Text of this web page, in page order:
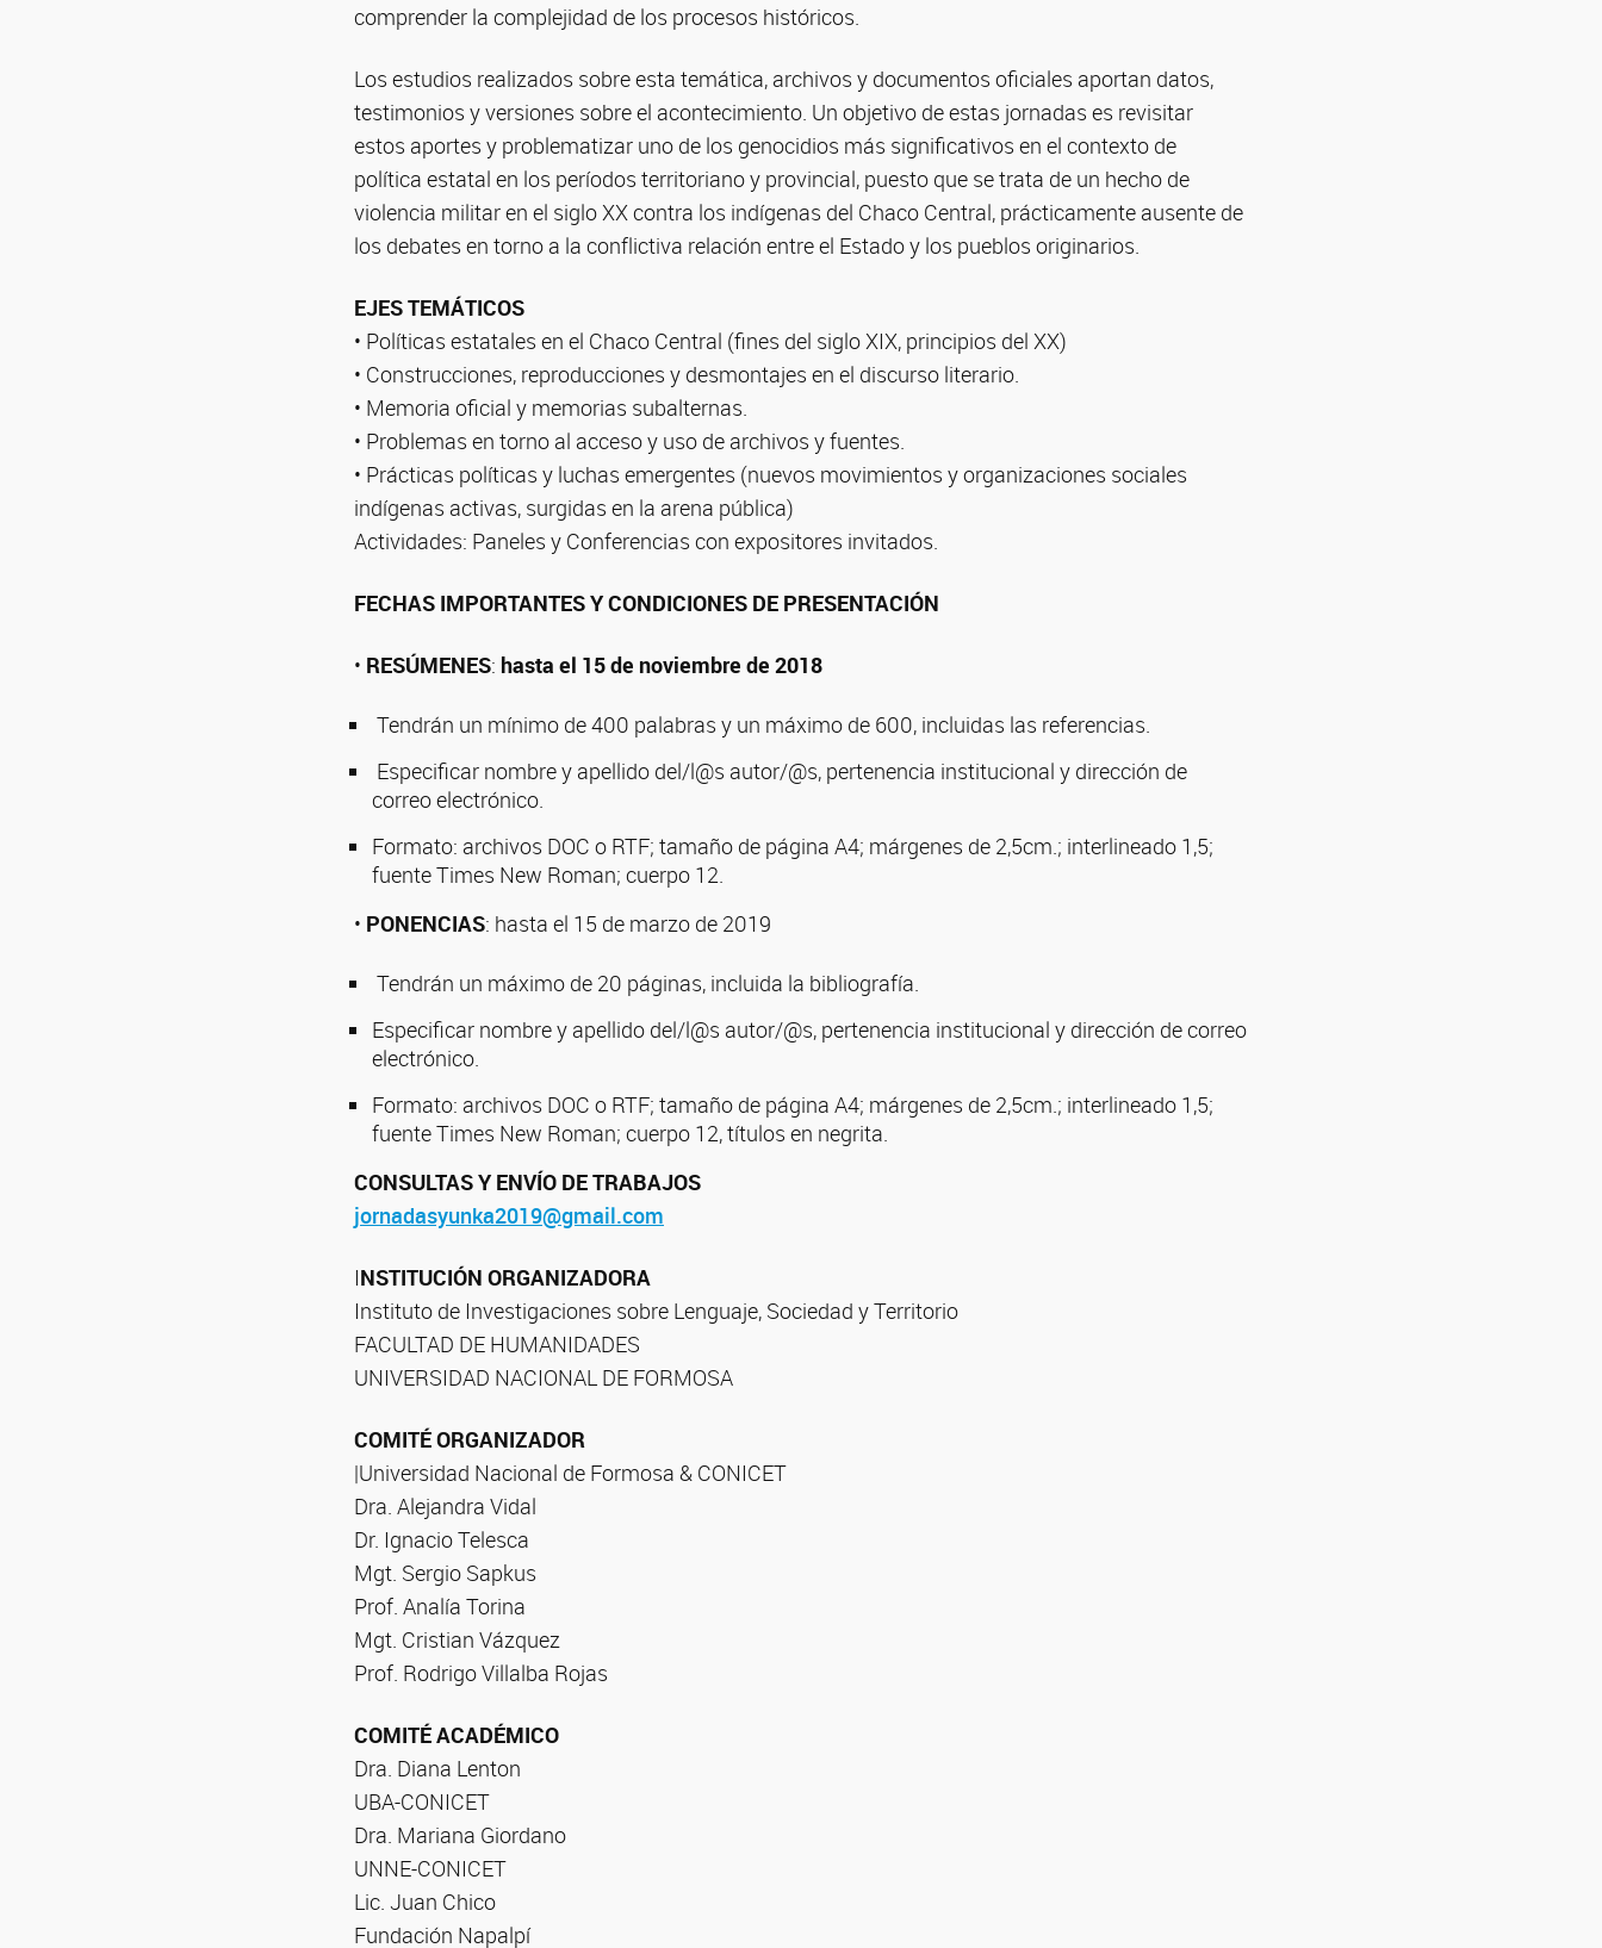
comprender la complejidad de los procesos históricos.
Los estudios realizados sobre esta temática, archivos y documentos oficiales aportan datos,
testimonios y versiones sobre el acontecimiento. Un objetivo de estas jornadas es revisitar
estos aportes y problematizar uno de los genocidios más significativos en el contexto de
política estatal en los períodos territoriano y provincial, puesto que se trata de un hecho de
violencia militar en el siglo XX contra los indígenas del Chaco Central, prácticamente ausente de
los debates en torno a la conflictiva relación entre el Estado y los pueblos originarios.
EJES TEMÁTICOS
• Políticas estatales en el Chaco Central (fines del siglo XIX, principios del XX)
• Construcciones, reproducciones y desmontajes en el discurso literario.
• Memoria oficial y memorias subalternas.
• Problemas en torno al acceso y uso de archivos y fuentes.
• Prácticas políticas y luchas emergentes (nuevos movimientos y organizaciones sociales
indígenas activas, surgidas en la arena pública)
Actividades: Paneles y Conferencias con expositores invitados.
FECHAS IMPORTANTES Y CONDICIONES DE PRESENTACIÓN
• RESÚMENES: hasta el 15 de noviembre de 2018
Tendrán un mínimo de 400 palabras y un máximo de 600, incluidas las referencias.
Especificar nombre y apellido del/l@s autor/@s, pertenencia institucional y dirección de
correo electrónico.
Formato: archivos DOC o RTF; tamaño de página A4; márgenes de 2,5cm.; interlineado 1,5;
fuente Times New Roman; cuerpo 12.
• PONENCIAS: hasta el 15 de marzo de 2019
Tendrán un máximo de 20 páginas, incluida la bibliografía.
Especificar nombre y apellido del/l@s autor/@s, pertenencia institucional y dirección de correo
electrónico.
Formato: archivos DOC o RTF; tamaño de página A4; márgenes de 2,5cm.; interlineado 1,5;
fuente Times New Roman; cuerpo 12, títulos en negrita.
CONSULTAS Y ENVÍO DE TRABAJOS
jornadasyunka2019@gmail.com
INSTITUCIÓN ORGANIZADORA
Instituto de Investigaciones sobre Lenguaje, Sociedad y Territorio
FACULTAD DE HUMANIDADES
UNIVERSIDAD NACIONAL DE FORMOSA
COMITÉ ORGANIZADOR
|Universidad Nacional de Formosa & CONICET
Dra. Alejandra Vidal
Dr. Ignacio Telesca
Mgt. Sergio Sapkus
Prof. Analía Torina
Mgt. Cristian Vázquez
Prof. Rodrigo Villalba Rojas
COMITÉ ACADÉMICO
Dra. Diana Lenton
UBA-CONICET
Dra. Mariana Giordano
UNNE-CONICET
Lic. Juan Chico
Fundación Napalpí